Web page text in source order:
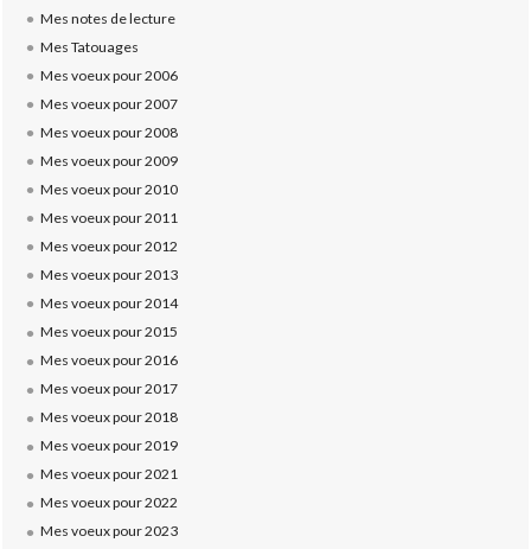
Mes notes de lecture
Mes Tatouages
Mes voeux pour 2006
Mes voeux pour 2007
Mes voeux pour 2008
Mes voeux pour 2009
Mes voeux pour 2010
Mes voeux pour 2011
Mes voeux pour 2012
Mes voeux pour 2013
Mes voeux pour 2014
Mes voeux pour 2015
Mes voeux pour 2016
Mes voeux pour 2017
Mes voeux pour 2018
Mes voeux pour 2019
Mes voeux pour 2021
Mes voeux pour 2022
Mes voeux pour 2023